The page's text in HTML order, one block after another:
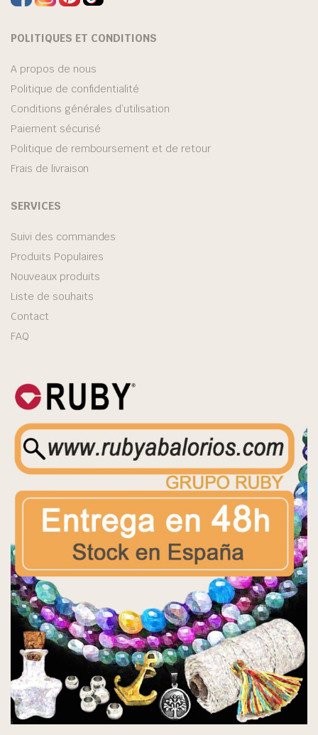
POLITIQUES ET CONDITIONS
A propos de nous
Politique de confidentialité
Conditions générales d’utilisation
Paiement sécurisé
Politique de remboursement et de retour
Frais de livraison
SERVICES
Suivi des commandes
Produits Populaires
Nouveaux produits
Liste de souhaits
Contact
FAQ